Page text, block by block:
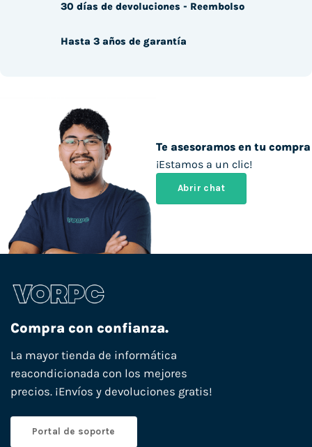
Te asesoramos en tu compra
¡Estamos a un clic!
Abrir chat
30 días de devoluciones - Reembolso
Hasta 3 años de garantía
Compra con confianza.
La mayor tienda de informática
reacondicionada con los mejores
precios. ¡Envíos y devoluciones gratis!
Portal de soporte